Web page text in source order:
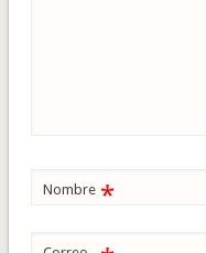
Nombre *